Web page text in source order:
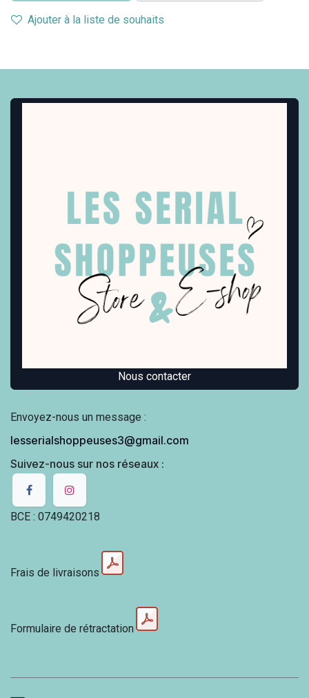
Ajouter à la liste de souhaits
Nous contacter
Envoyez-nous un message :
lesserialshoppeuses3@gmail.com
Suivez-nous sur nos réseaux :
BCE : 0749420218
Frais de livraisons
Formulaire de rétractation